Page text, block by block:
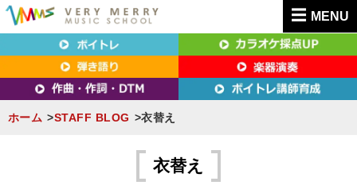
MENU
東京（新宿・八王子）・横浜・名古屋・京都で
「本気」になれるボイトレ教室｜VERY MERRY
MUSIC SCHOOL（ベリーメリー）
東京（新宿・八王子）・横浜・名古屋・京都で「本気」になれるボイトレ教室｜
VERY MERRY MUSIC SCHOOL（ベリーメリー）
ホーム STAFF BLOG 衣替え
衣替え